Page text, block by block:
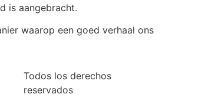
is aangebracht.
waarop een goed verhaal ons
Todos los derechos
reservados